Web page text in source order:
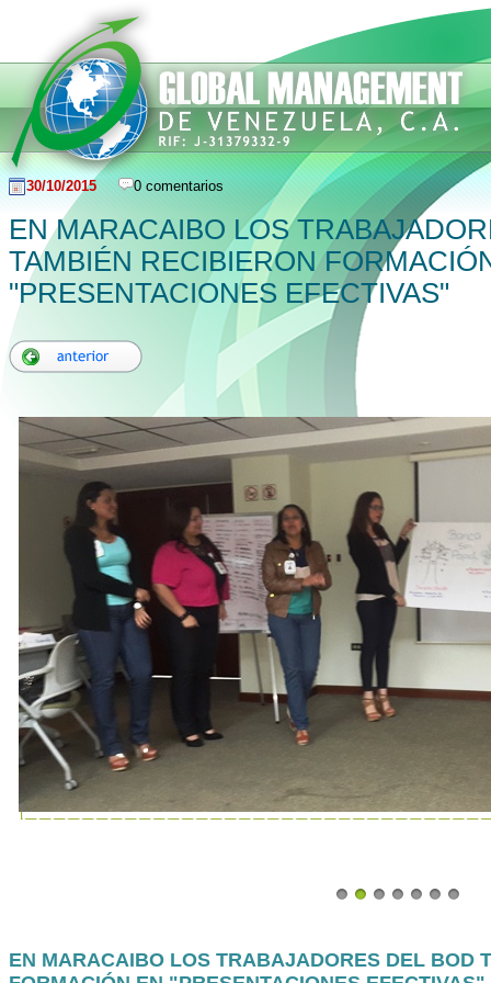
30/10/2015 0 comentarios
EN MARACAIBO LOS
TAMBIÉN RECIBIERON
"PRESENTACIONES EFECTIVAS"
EN MARACAIBO LOS TRABAJADORES DEL BOD